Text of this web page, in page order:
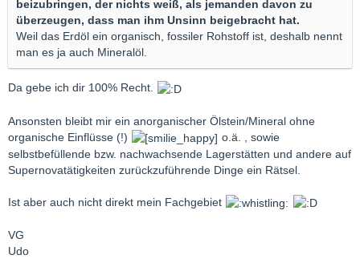
beizubringen, der nichts weiß, als jemanden davon zu
überzeugen, dass man ihm Unsinn beigebracht hat.
Weil das Erdöl ein organisch, fossiler Rohstoff ist, deshalb nennt
man es ja auch Mineralöl.
Da gebe ich dir 100% Recht.
Ansonsten bleibt mir ein anorganischer Ölstein/Mineral ohne
organische Einflüsse (!)
o.ä. , sowie
selbstbefüllende bzw. nachwachsende Lagerstätten und andere auf
Supernovatätigkeiten zurückzuführende Dinge ein Rätsel.
Ist aber auch nicht direkt mein Fachgebiet
VG
Udo